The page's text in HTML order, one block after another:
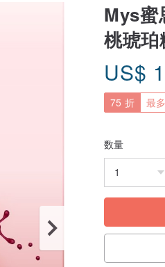
Mys蜜
桃琥珀
US$
75 折 最
数量